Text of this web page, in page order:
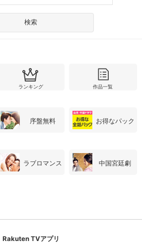
ランキング 作品一覧
序盤無料 お得なパック
ラブロマンス 中国宮廷劇
Rakuten TVアプリ